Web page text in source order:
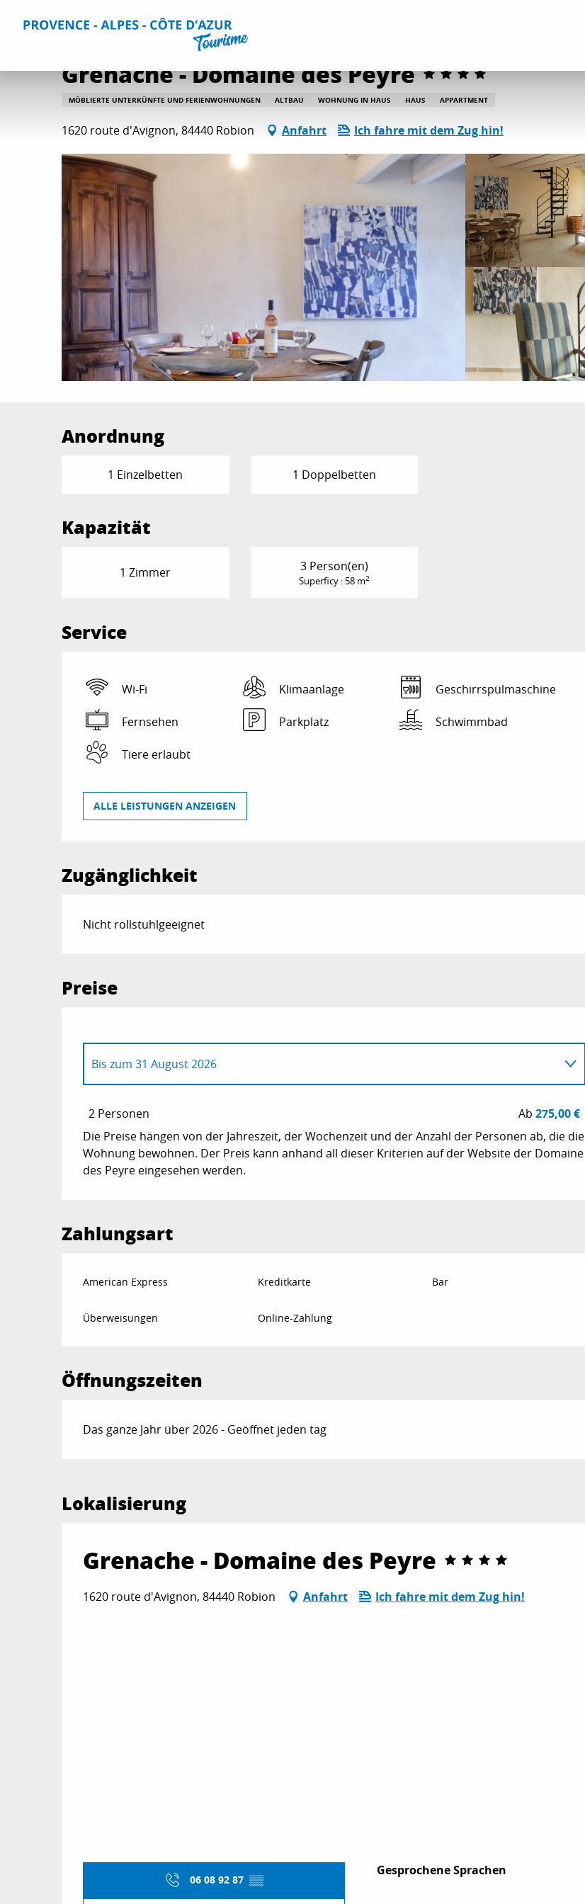
Home Aufenthalt Unterkünfte Alle Gites und Vermietungen
Grenache - Domaine des Peyre
MÖBLIERTE UNTERKÜNFTE UND FERIENWOHNUNGEN ALTBAU WOHNUNG IN HAUS HAUS APPARTMENT
1620 route d'Avignon, 84440 Robion Anfahrt Ich fahre mit dem Zug hin!
Anordnung
1 Einzelbetten 1 Doppelbetten
Kapazität
1 Zimmer 3 Person(en)
Superficy : 58 m2
Service
Wi-Fi Klimaanlage Geschirrspülmaschine
Fernsehen Parkplatz Schwimmbad
Tiere erlaubt
ALLE LEISTUNGEN ANZEIGEN
Zugänglichkeit
Nicht rollstuhlgeeignet
Preise
Bis zum 31 August 2026
ab 1 September 2026 bis zum 31 Dezember 2026
2 Personen Ab275,00 €
Die Preise hängen von der Jahreszeit, der Wochenzeit und der Anzahl der Personen ab, die die
Wohnung bewohnen. Der Preis kann anhand all dieser Kriterien auf der Website der Domaine
des Peyre eingesehen werden.
Zahlungsart
American Express Kreditkarte Bar
Überweisungen Online-Zahlung
Öffnungszeiten
Das ganze Jahr über 2026 - Geöffnet jeden tag
Lokalisierung
Grenache - Domaine des Peyre
1620 route d'Avignon, 84440 Robion Anfahrt Ich fahre mit dem Zug hin!
06 08 92 87 ▒▒
Gesprochene Sprachen
Gesprochene Sprachen